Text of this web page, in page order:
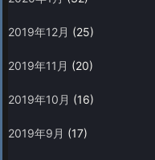
2019年12月 (25)
2019年11月 (20)
2019年10月 (16)
2019年9月 (17)